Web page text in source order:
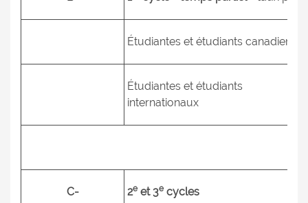
Étudiantes et étudiants canadiens
Étudiantes et étudiants
internationaux
C- 2eet 3ecycles